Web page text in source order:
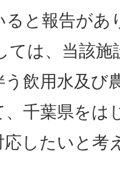
ると報告があ
ては、当該施
飲用水及び
千葉県をは
したいと考